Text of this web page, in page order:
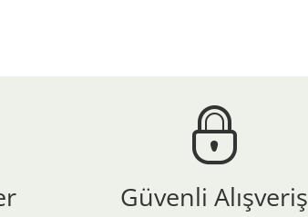
Güvenli Alışveriş